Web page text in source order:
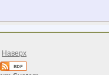
Наверх